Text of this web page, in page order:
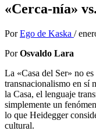
«Cerca-nía»
Por Ego de Kaska /
PorOsvaldo Lara
La «Casa del Ser» no
transnacionalismo en sí
la Casa, el lenguaje
simplemente un
lo que Heidegger
cultural.